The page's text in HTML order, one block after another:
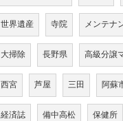
世界遺産 寺院 メンテナ
大掃除 長野県 高級分譲
西宮 芦屋 三田 阿蘇
経済誌 備中高松 保健所